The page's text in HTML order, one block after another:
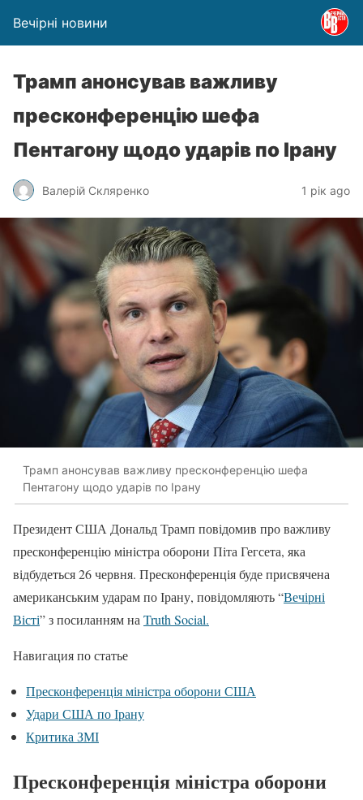
Вечірні новини
Трамп анонсував важливу
пресконференцію шефа
Пентагону щодо ударів по Ірану
Валерій Скляренко 1 рік ago
Трамп анонсував важливу пресконференцію шефа
Пентагону щодо ударів по Ірану
Президент США Дональд Трамп повідомив про важливу
пресконференцію міністра оборони Піта Гегсета, яка
відбудеться 26 червня. Пресконференція буде присвячена
американським ударам по Ірану, повідомляють “Вечірні
Вісті” з посиланням наTruth Social.
Навигация по статье
Пресконференція міністра оборони США
Удари США по Ірану
Критика ЗМІ
Пресконференція міністра оборони